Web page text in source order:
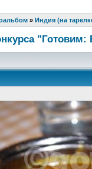
» Индия (на